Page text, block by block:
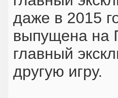
даже в 2015
выпущена на
главный
другую игру.